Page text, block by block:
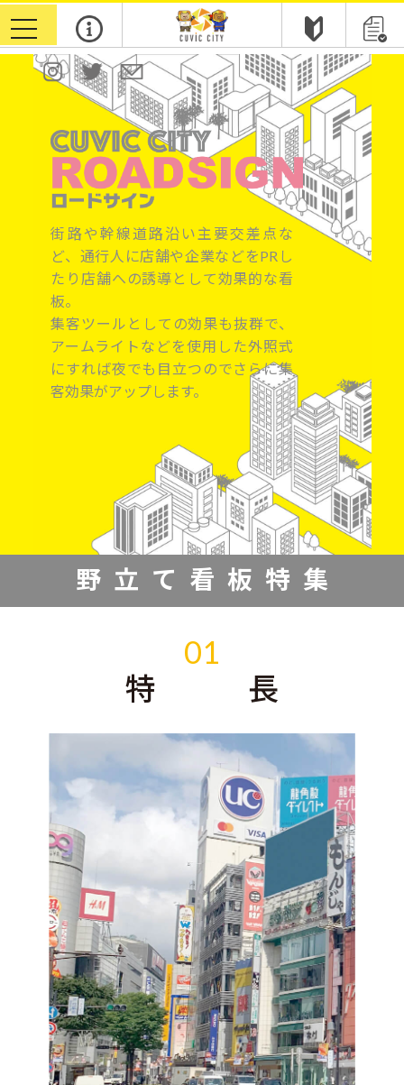
toggle
navigation
街路や幹線道路沿い主要交差点な
ど、通行人に店舗や企業などをPRし
たり店舗への誘導として効果的な看
板。
集客ツールとしての効果も抜群で、
アームライトなどを使用した外照式
にすれば夜でも目立つのでさらに集
客効果がアップします。
野立て看板特集
01
特 長